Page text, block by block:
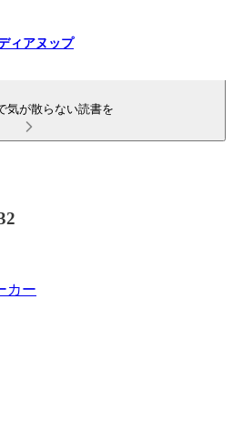
ィアヌップ
気が散らない読書を
カー